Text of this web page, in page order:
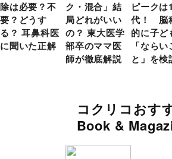
除は必要？不
要？どうす
る？ 耳鼻科医
に聞いた正解
ク・混合」結
局どれがいい
の？ 東大医学
部卒のママ医
師が徹底解説
ピークは
代！ 脳
的に子ど
「ならい
と」を検
コクリコおす
Book &